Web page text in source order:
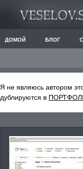
ДОМОЙ БЛОГ
Я не являюсь автором
дублируются в